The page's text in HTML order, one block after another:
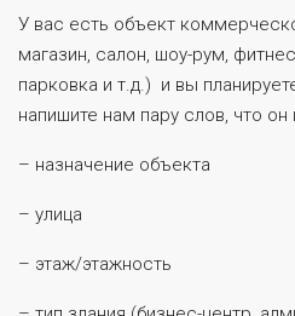
У вас есть объект
магазин, салон, шоу-рум,
парковка и т.д.) и вы
напишите нам пару слов, что он
– назначение объекта
– улица
– этаж/этажность